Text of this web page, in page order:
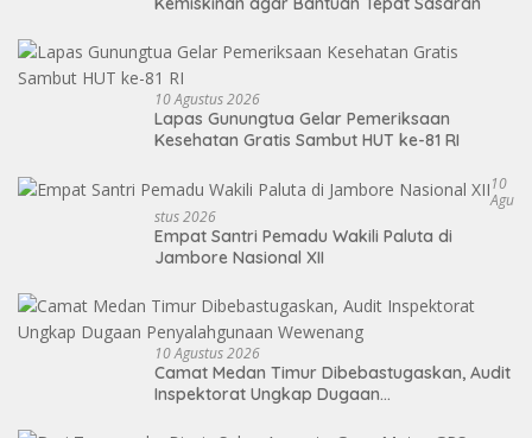
10 Agustus 2026
Lapas Gunungtua Gelar Pemeriksaan
Kesehatan Gratis Sambut HUT ke-81 RI
10
Agu
Stus 2026
Empat Santri Pemadu Wakili Paluta di
Jambore Nasional XII
10 Agustus 2026
Camat Medan Timur Dibebastugaskan, Audit
Inspektorat Ungkap Dugaan